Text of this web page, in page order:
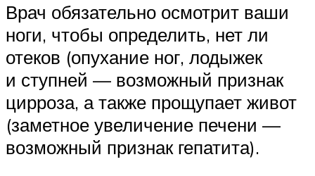
Врач обязательно осмотрит ваши
ноги, чтобы определить, нет ли
отеков (опухание ног, лодыжек
и ступней — возможный признак
цирроза, а также прощупает живот
(заметное увеличение печени —
возможный признак гепатита).